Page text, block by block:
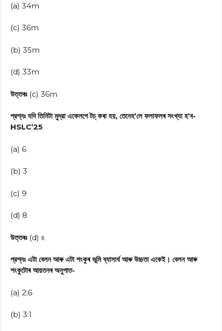
(a) 34m
(c) 36m
(b) 35m
(d) 33m
উত্তৰঃ (c) 36m
প্রশ্নঃ যদি তিনিটা মুদ্রা একেলগে টচ্ কৰা হয়, তেনেহ’লে ফলাফলৰ সংখ্যা হ’ব-
HSLC’25
(a) 6
(b) 3
(c) 9
(d) 8
উত্তৰঃ (d) ৪
প্রশ্নঃ এটা বেলন আৰু এটা শংকুৰ ভূমি ব্যাসার্ধ আৰু উচ্চতা একেই। বেলন আৰু
শংকুটোৰ আয়তনৰ অনুপাত-
(a) 2:6
(b) 3:1